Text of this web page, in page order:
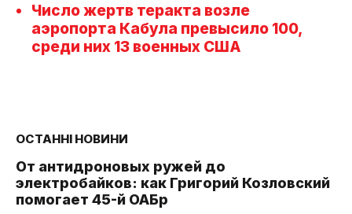
Число жертв теракта возле
аэропорта Кабула превысило 100,
среди них 13 военных США
ОСТАННІ НОВИНИ
От антидроновых ружей до
электробайков: как Григорий Козловский
помогает 45-й ОАБр